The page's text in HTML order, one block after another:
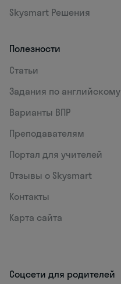
Skysmart Решения
Полезности
Статьи
Задания по английскому
Варианты ВПР
Преподавателям
Портал для учителей
Отзывы о Skysmart
Контакты
Карта сайта
Соцсети для родителей